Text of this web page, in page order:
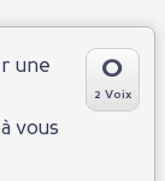
0
2 Voix
une
vous